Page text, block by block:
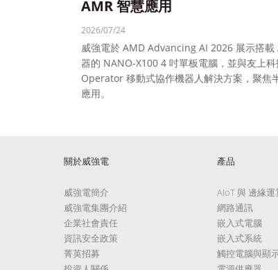
AMR 智慧應用
2026/07/24
威強電於 AMD Advancing AI 2026 展示搭
器的 NANO-X100 4 吋單板電腦，並與友上
Operator 移動式協作機器人解決方案，聚焦
應用。
關於威強電
威強電簡介
威強電集團介紹
企業社會責任
資訊安全政策
菁英招募
產品
AIoT 與 邊緣運
網路通訊
嵌入式電腦
嵌入式系統
觸控電腦與顯